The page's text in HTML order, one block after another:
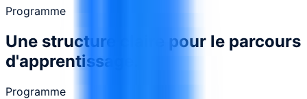
Programme
Une structure claire pour le parcours
d'apprentissage.
Programme